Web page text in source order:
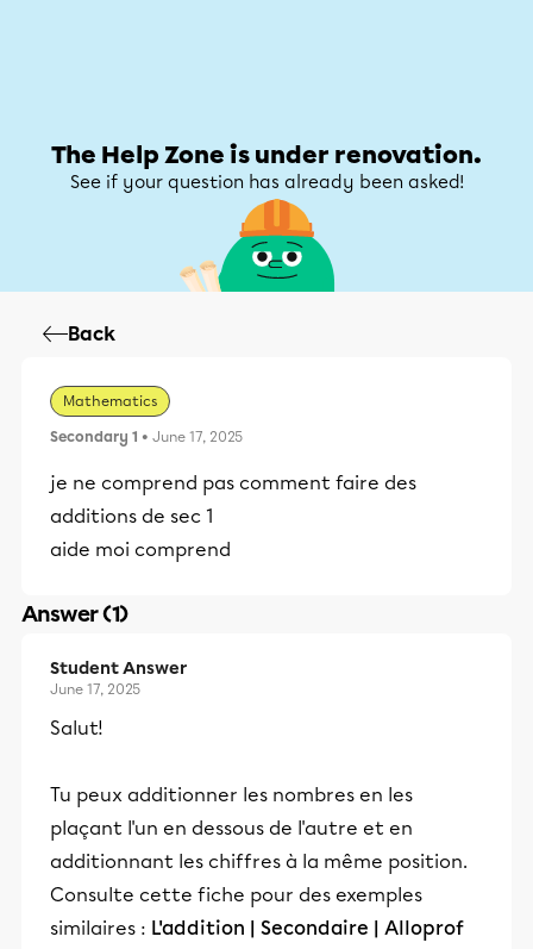
The Help Zone is under renovation.
See if your question has already been asked!
Back
Mathematics
Secondary 1 • June 17, 2025
je ne comprend pas comment faire des
additions de sec 1
aide moi comprend
Answer (1)
Student Answer
June 17, 2025
Salut!
Tu peux additionner les nombres en les
plaçant l'un en dessous de l'autre et en
additionnant les chiffres à la même position.
Consulte cette fiche pour des exemples
similaires : L'addition | Secondaire | Alloprof